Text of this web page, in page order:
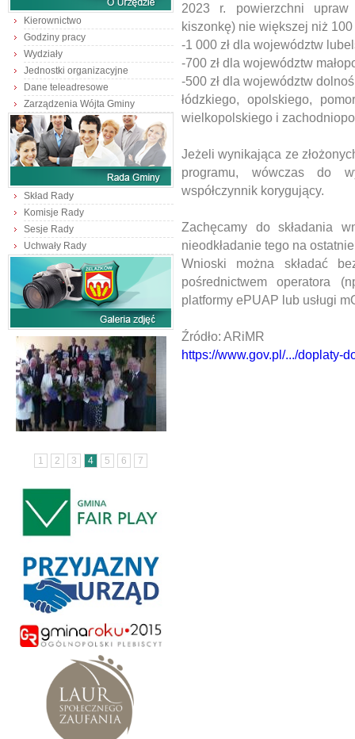
Kierownictwo
Godziny pracy
Wydziały
Jednostki organizacyjne
Dane teleadresowe
Zarządzenia Wójta Gminy
Skład Rady
Komisje Rady
Sesje Rady
Uchwały Rady
1 2 3 4 5 6 7
2023 r. powierzchni upraw
kiszonkę) nie większej niż
-1 000 zł dla województw
-700 zł dla województw
-500 zł dla województw
łódzkiego, opolskiego,
wielkopolskiego i
Jeżeli wynikająca ze
programu, wówczas do
współczynnik korygujący.
Zachęcamy do składania
nieodkładanie tego na
Wnioski można składać
pośrednictwem operatora
platformy ePUAP lub usługi
Źródło: ARiMR
https://www.gov.pl/.../doplaty-